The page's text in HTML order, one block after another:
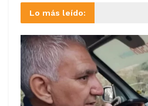
Lo más leído: